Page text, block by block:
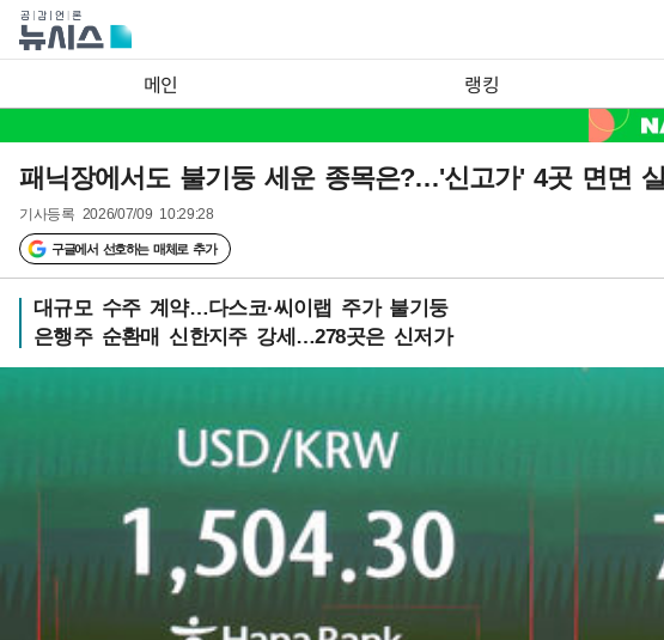
메인 랭킹
패닉장에서도 불기둥 세운 종목은?…'신고가' 4곳 면면
기사등록 2026/07/09 10:29:28
구글에서 선호하는 매체로 추가
대규모 수주 계약…다스코·씨이랩 주가 불기둥
은행주 순환매 신한지주 강세…278곳은 신저가